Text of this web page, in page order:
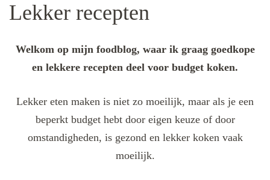
Lekker recepten
Welkom op mijn foodblog, waar ik graag goedkope
en lekkere recepten deel voor budget koken.
Lekker eten maken is niet zo moeilijk, maar als je een
beperkt budget hebt door eigen keuze of door
omstandigheden, is gezond en lekker koken vaak
moeilijk.